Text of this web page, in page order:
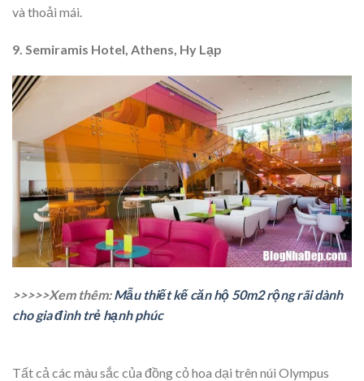
và thoải mái.
9. Semiramis Hotel, Athens, Hy Lạp
>>>>>Xem thêm:Mẫu thiết kế căn hộ 50m2 rộng rãi dành
cho gia đình trẻ hạnh phúc
Tất cả các màu sắc của đồng cỏ hoa dại trên núi Olympus